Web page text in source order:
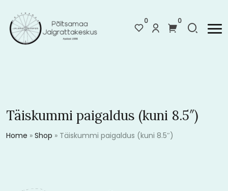
0 0
Täiskummi paigaldus (kuni 8.5″)
Home » Shop » Täiskummi paigaldus (kuni 8.5″)